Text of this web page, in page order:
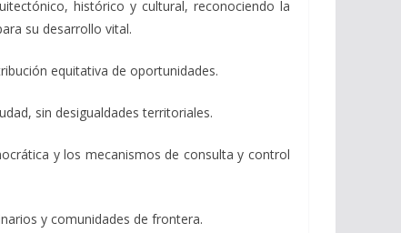
histórico y cultural, reconociendo la
su desarrollo vital.
equitativa de oportunidades.
sin desigualdades territoriales.
y los mecanismos de consulta y control
y comunidades de frontera.